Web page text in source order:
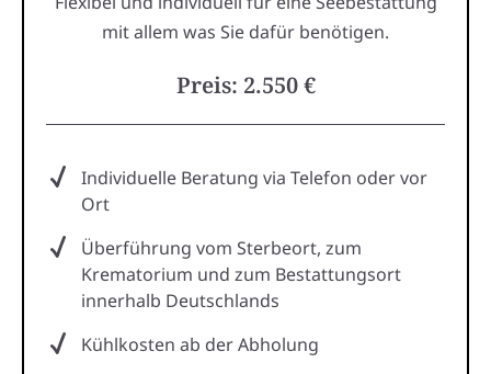
mit allem was Sie dafür benötigen.
Preis: 2.550 €
Individuelle Beratung via Telefon oder vor
Ort
Überführung vom Sterbeort, zum
Krematorium und zum Bestattungsort
innerhalb Deutschlands
Kühlkosten ab der Abholung